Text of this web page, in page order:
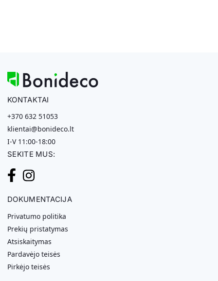
KONTAKTAI
+370 632 51053
klientai@bonideco.lt
I-V 11:00-18:00
SEKITE MUS:
DOKUMENTACIJA
Privatumo politika
Prekių pristatymas
Atsiskaitymas
Pardavėjo teisės
Pirkėjo teisės